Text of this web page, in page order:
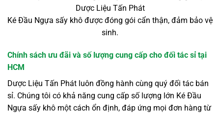
Ké Đầu Ngựa sấy khô được đóng gói cẩn thận, đảm bảo vệ
sinh.
Chính sách ưu đãi và số lượng cung cấp cho đối tác sỉ tại
HCM
Dược Liệu Tấn Phát luôn đồng hành cùng quý đối tác bán
sỉ. Chúng tôi có khả năng cung cấp số lượng lớn Ké Đầu
Ngựa sấy khô một cách ổn định, đáp ứng mọi đơn hàng từ